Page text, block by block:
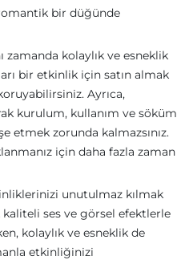
bir düğünde
zamanda kolaylık ve esneklik
bir etkinlik için satın almak
Ayrıca,
kurulum, kullanım ve söküm
etmek zorunda kalmazsınız.
için daha fazla zaman
unutulmaz kılmak
ses ve görsel efektlerle
kolaylık ve esneklik de
etkinliğinizi